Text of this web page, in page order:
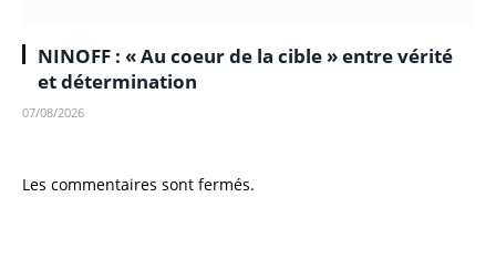
NINOFF : « Au coeur de la cible » entre vérité
et détermination
07/08/2026
Les commentaires sont fermés.